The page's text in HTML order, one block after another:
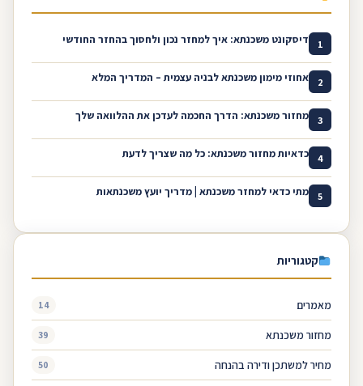
1 דיסקונט משכנתא: איך למחזר נכון ולחסוך בהחזר החודשי
2 אחוזי מימון משכנתא לבניה עצמית – המדריך המלא
3 מחזור משכנתא: הדרך החכמה לעדכן את ההלוואה שלך
4 כדאיות מחזור משכנתא: כל מה שצריך לדעת
5 מתי כדאי למחזר משכנתא | מדריך יועץ משכנתאות
קטגוריות
מאמרים 14
מחזור משכנתא 39
מחיר למשתכן ודירה בהנחה 50